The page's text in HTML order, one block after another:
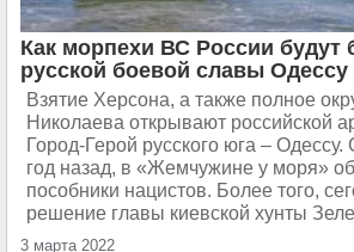
Как морпехи ВС России будут
русской боевой славы Одессу
Взятие Херсона, а также полное
Николаева открывают российской
Город-Герой русского юга – Одессу.
год назад, в «Жемчужине у моря»
пособники нацистов. Более того,
решение главы киевской хунты
3 марта 2022